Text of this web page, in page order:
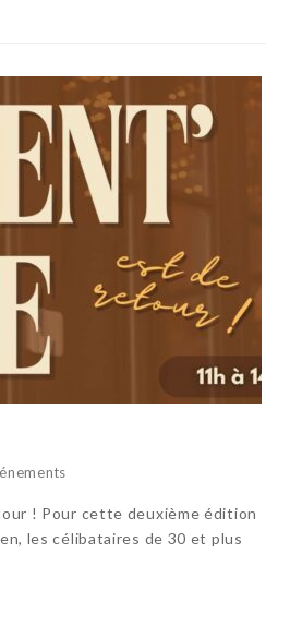
! Pour cette deuxième édition
les célibataires de 30 et plus